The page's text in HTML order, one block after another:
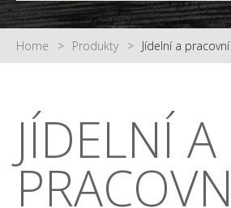
HOME
PRODUKTY
NOVINKY
KONTAKTY
Home Produkty Jídelní a
JÍDELNÍ A